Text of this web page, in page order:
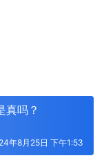
真吗？
年8月25日 下午1:53